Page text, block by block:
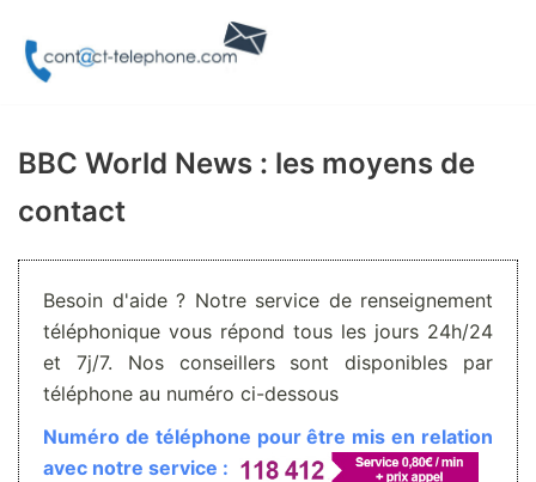
Aller
BBC World News : les moyens de
contact
Besoin d'aide ? Notre service de renseignement
téléphonique vous répond tous les jours 24h/24
et 7j/7. Nos conseillers sont disponibles par
téléphone au numéro ci-dessous
Numéro de téléphone pour être mis en relation
avec notre service :